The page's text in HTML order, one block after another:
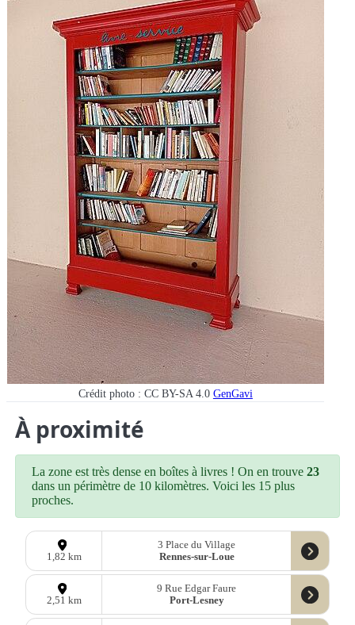
Crédit photo : CC BY-SA 4.0 GenGavi
À proximité
La zone est très dense en boîtes à livres ! On en trouve23
dans un périmètre de 10 kilomètres. Voici les 15 plus
proches.
1,82 km
3 Place du Village
Rennes-sur-Loue
2,51 km
9 Rue Edgar Faure
Port-Lesney